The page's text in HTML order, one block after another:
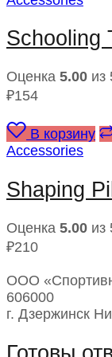
Schooling
Оценка 5.00 из
₽154
В корзину
Accessories
Shaping
Оценка 5.00 из
₽210
ООО
606000
г. Дзержинск